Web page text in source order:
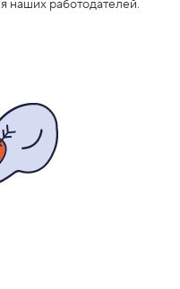
наших работодателей.